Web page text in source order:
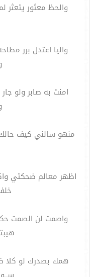
والحظ معثور يتعثر
واليا اعتدل برر
امنت به صابر ولو
منهو سالني كيف حالك
اظهر معالم ضحكتي
واصمت لن الصمت
همك بصدرك لو كلا